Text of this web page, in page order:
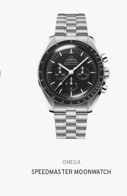
OMEGA
SPEEDMASTER MOONWATCH